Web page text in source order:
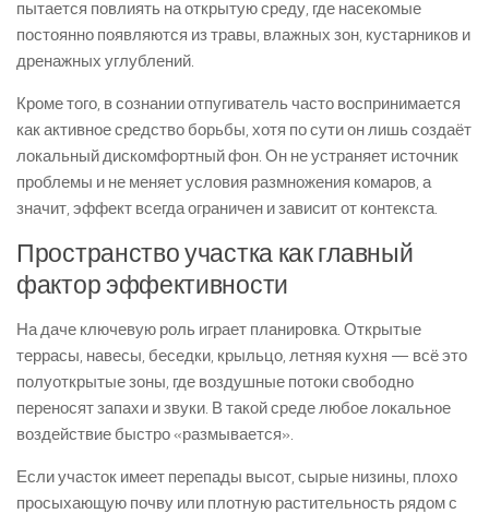
пытается повлиять на открытую среду, где насекомые
постоянно появляются из травы, влажных зон, кустарников и
дренажных углублений.
Кроме того, в сознании отпугиватель часто воспринимается
как активное средство борьбы, хотя по сути он лишь создаёт
локальный дискомфортный фон. Он не устраняет источник
проблемы и не меняет условия размножения комаров, а
значит, эффект всегда ограничен и зависит от контекста.
Пространство участка как главный
фактор эффективности
На даче ключевую роль играет планировка. Открытые
террасы, навесы, беседки, крыльцо, летняя кухня — всё это
полуоткрытые зоны, где воздушные потоки свободно
переносят запахи и звуки. В такой среде любое локальное
воздействие быстро «размывается».
Если участок имеет перепады высот, сырые низины, плохо
просыхающую почву или плотную растительность рядом с